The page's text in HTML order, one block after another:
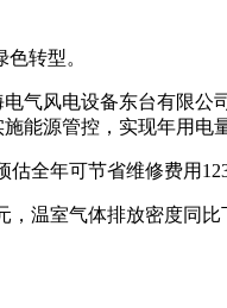
转型。
气风电设备东台有限
能源管控，实现年用电
全年可节省维修费用
温室气体排放密度同